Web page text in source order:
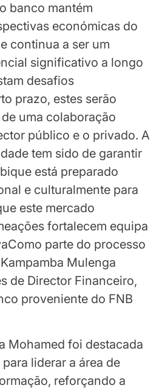
banco mantém
económicas do
continua a ser um
significativo a longo
desafios
prazo, estes serão
uma colaboração
público e o privado. A
tem sido de garantir
está preparado
e culturalmente para
este mercado
fortalecem equipa
parte do processo
Mulenga
de Director Financeiro,
proveniente do FNB
Mohamed foi destacada
liderar a área de
reforçando a